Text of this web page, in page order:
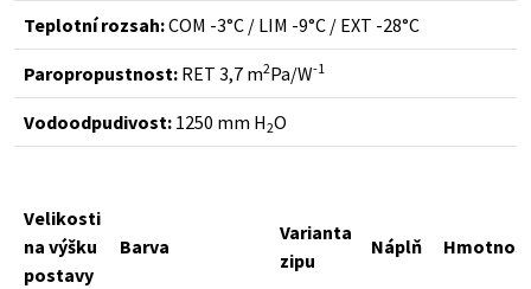
Teplotní rozsah:COM -3°C / LIM -9°C / EXT -28°C
Paropropustnost: RET 3,7 m2Pa/W-1
Vodoodpudivost: 1250 mm H2O
Velikosti
na výšku
postavy
Barva
Varianta
zipu
Náplň